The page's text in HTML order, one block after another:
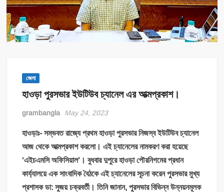
জেলা
হাওড়া পুরসভার ইউটিউব চ্যানেল এর আত্মপ্রকাশ।
grambangla May 24, 2023
হাওড়াঃ- সম্ভবত রাজ্যে প্রথম হাওড়া পুরসভার নিজস্ব ইউটিউব চ্যানেল
আজ থেকে আত্মপ্রকাশ করলো। এই চ্যানেলের নামকরণ করা হয়েছে
‘এইচএমসি অফিসিয়াল’। বুধবার দুপুরে হাওড়া পৌরনিগমের প্রধান
কার্য্যালয়ে এক সাংবাদিক বৈঠকে এই চ্যানেলের সূচনা করেন পুরসভার মুখ্য
প্রশাসক ডা: সুজয় চক্রবর্তী। তিনি জানান, পুরসভার বিভিন্ন উন্নয়নমূলক